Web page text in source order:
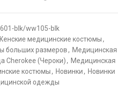
blk/ww105-blk
медицинские костюмы,
больших размеров, Медицинская
Cherokee (Чероки), Медицинская
костюмы, Новинки, Новинки
одежды